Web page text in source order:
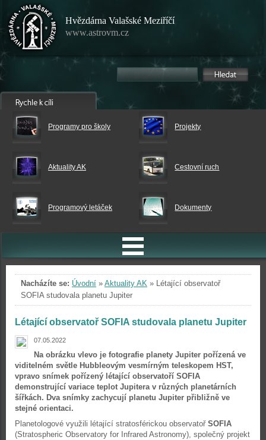
Hvězdárna Valašské Meziříčí
www.astrovm.cz
Programy pro školy Projekty
Aktuality AK Cestovní ruch
Programový letáček Dokumenty
Nacházíte se: Úvodní » Aktuality AK » Létající observatoř
SOFIA studovala planetu Jupiter
Létající observatoř SOFIA studovala planetu Jupiter
07.05.2022
Na obrázku vlevo je fotografie planety Jupiter pořízená ve
viditelném světle Hubbleovým vesmírným teleskopem HST,
vpravo snímek pořízený létající observatoří SOFIA
demonstrující variace teplot Jupitera v různých planetárních
šířkách. Dva snímky zachycují planetu Jupiter přibližně ve
stejné orientaci.
Planetologové využili létající stratosférickou observatoř SOFIA
(Stratospheric Observatory for Infrared Astronomy), společný projekt